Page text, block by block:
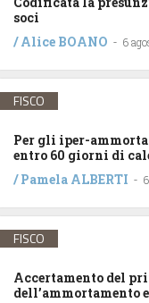
soci
/Alice BOANO - 6
FISCO
Per gli iper-
entro 60 giorni di
/Pamela ALBERTI -
FISCO
Accertamento del
dell’ammortamento